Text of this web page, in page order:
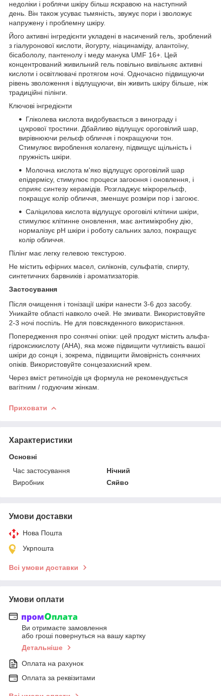
недоліки і роблячи шкіру більш яскравою на наступний
день. Він також усуває тьмяність, звужує пори і зволожує
напружену і проблемну шкіру.
Його активні інгредієнти укладені в насичений гель, зроблений
з гіалуронової кислоти, йогурту, ніацинаміду, алантоїну,
бісабололу, пантенолу і меду манука UMF 16+. Цей
концентрований живильний гель повільно вивільняє активні
кислоти і освітлювачі протягом ночі. Одночасно підвищуючи
рівень зволоження і відлущуючи, він живить шкіру більше, ніж
традиційні пілінги.
Ключові інгредієнти
Гліколева кислота видобувається з винограду і
цукрової тростини. Дбайливо відлущує ороговілий шар,
вирівнюючи рельєф обличчя і покращуючи тон.
Стимулює вироблення колагену, підвищує щільність і
пружність шкіри.
Молочна кислота м'яко відлущує ороговілий шар
епідермісу, стимулює процеси загоєння і оновлення, і
сприяє синтезу керамідів. Розгладжує мікрорельєф,
покращує колір обличчя, зменшує розміри пор і загоює.
Саліцилова кислота відлущує ороговілі клітини шкіри,
стимулює клітинне оновлення, має антимікробну дію,
нормалізує pH шкіри і роботу сальних залоз, покращує
колір обличчя.
Пілінг має легку гелевою текстурою.
Не містить ефірних масел, силіконів, сульфатів, спирту,
синтетичних барвників і ароматизаторів.
Застосування
Після очищення і тонізації шкіри нанести 3-6 доз засобу.
Уникайте області навколо очей. Не змивати. Використовуйте
2-3 ночі поспіль. Не для повсякденного використання.
Попередження про сонячні опіки: цей продукт містить альфа-
гідроксикислоту (AHA), яка може підвищити чутливість вашої
шкіри до сонця і, зокрема, підвищити ймовірність сонячних
опіків. Використовуйте сонцезахисний крем.
Через вміст ретиноїдів ця формула не рекомендується
вагітним / годуючим жінкам.
Приховати
Характеристики
Основні
Час застосування
Нічний
Виробник
Сяйво
Умови доставки
Нова Пошта
Укрпошта
Всі умови доставки
Умови оплати
Ви отримаєте замовлення
або гроші повернуться на вашу картку
Детальніше
Оплата на рахунок
Оплата за реквізитами